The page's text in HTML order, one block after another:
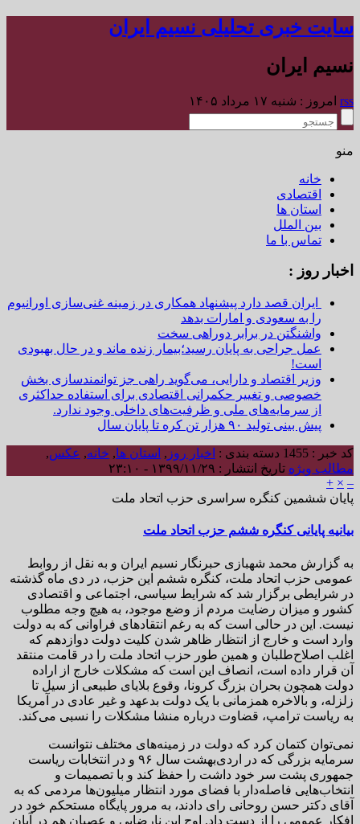
سایت خبری تحلیلی نسیم ایران
نسیم ایران
rss امروز : شنبه ۱۷ مرداد ۱۴۰۵
منو
خانه
اقتصادی
استان ها
بین الملل
تماس با ما
اخبار روز :
ایران قصد دارد پیشنهاد همکاری در زمینه غنی‌سازی اورانیوم
را به سعودی و امارات بدهد
واشنگتن در برابر دوراهی سخت
عمل جراحی به پایان رسید؛بیمار زنده ماند و در حال بهبودی
است!
وزیر اقتصاد و دارایی، می‌گوید راهی جز توانمندسازی بخش
خصوصی و تغییر حکمرانی اقتصادی برای استفاده حداکثری
از سرمایه‌های ملی و ظرفیت‌های داخلی وجود ندارد.
پیش بینی تولید ۹۰ هزار تن کره تا پایان سال
کد خبر : 1455 دسته بندی : اخبار روز , استان ها, خانه, عکس,
مطالب ویژه تاریخ انتشار : ۱۳۹۹/۱۱/۲۹ - ۲۳:۱۰
–
×
+
پایان ششمین کنگره سراسری حزب اتحاد ملت
بیانیه پایانی کنگره ششم حزب اتحاد ملت
به گزارش محمد شهبازی حبرنگار نسیم ایران و به نقل از روابط
عمومی حزب اتحاد ملت، کنگره ششم این حزب، در دی ماه گذشته
در شرایطی برگزار شد که شرایط سیاسی، اجتماعی و اقتصادی
کشور و میزان رضایت مردم از وضع موجود، به هیچ وجه مطلوب
نیست. این در حالی است که به رغم انتقادهای فراوانی که به دولت
وارد است و خارج از انتظار ظاهر شدن کلیت دولت دوازدهم که
اغلب اصلاح‌طلبان و همین طور حزب اتحاد ملت را در قامت منتقد
آن قرار داده است، انصاف این است که مشکلات خارج از اراده
دولت همچون بحران بزرگ کرونا، وقوع بلایای طبیعی از سیل تا
زلزله، و بالاخره همزمانی با یک دولت بدعهد و غیر عادی در آمریکا
به ریاست ترامپ، قضاوت درباره منشا مشکلات را نسبی می‌کند.
نمی‌توان کتمان کرد که دولت در زمینه‌های مختلف نتوانست
سرمایه بزرگی که در اردی‌بهشت سال ۹۶ و در انتخابات ریاست
جمهوری پشت سر خود داشت را حفظ کند و با تصمیمات و
انتخاب‌هایی فاصله‌دار با فضای مورد انتظار میلیون‌ها مردمی که به
آقای دکتر حسن روحانی رای دادند، به مرور پایگاه مستحکم خود در
افکار عمومی را از دست داد. اوج این نارضایی و عصیان هم در آبان